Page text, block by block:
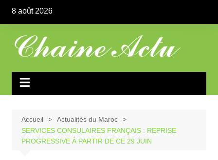
contenu
8 août 2026
Accueil
Actualités du Maroc
SERVICES CONSULAIRES FRANÇAIS : REPRISE
PROGRESSIVE À PARTIR DE CE 29 JUIN